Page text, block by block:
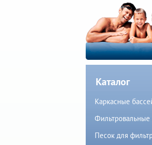
Каталог
Каркасные
Фильтровальные
Песок для